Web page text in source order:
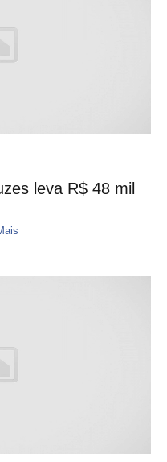
leva R$ 48 mil